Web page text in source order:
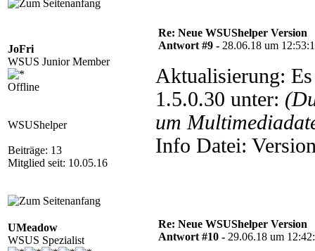
JoFri
WSUS Junior Member
Offline
WSUShelper
Beiträge: 13
Mitglied seit: 10.05.16
Re: Neue WSUShelper Version
Antwort #9 - 28.06.18 um
Aktualisierung:
1.5.0.30 unter:
um
Info Datei:
UMeadow
WSUS Spezialist
Re: Neue WSUShelper Version
Antwort #10 - 29.06.18 um